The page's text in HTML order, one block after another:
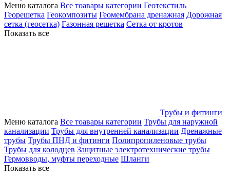
Меню каталога Все тоавары категории Геотекстиль
Георешетка Геокомпозиты Геомембрана дренажная Дорожная
сетка (геосетка) Газонная решетка Сетка от кротов
Показать все
Трубы и фитинги
Меню каталога Все тоавары категории Трубы для наружной
канализации Трубы для внутренней канализации Дренажные
трубы Трубы ПНД и фитинги Полипропиленовые трубы
Трубы для колодцев Защитные электротехнические трубы
Гермовводы, муфты переходные Шланги
Показать все